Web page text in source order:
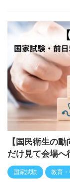
【国民衛生の
だけ見て会場へ
国家試験 教育